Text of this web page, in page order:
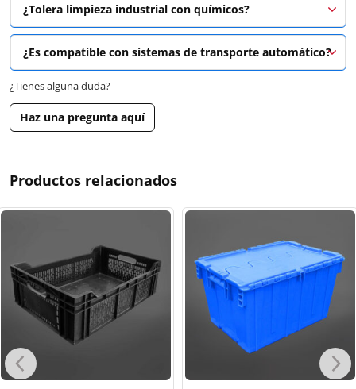
¿Tolera limpieza industrial con químicos?
¿Es compatible con sistemas de transporte automático?
¿Tienes alguna duda?
Haz una pregunta aquí
Productos relacionados